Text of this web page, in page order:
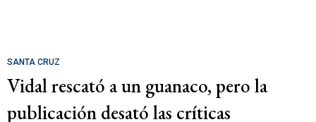
SANTA CRUZ
Vidal rescató a un guanaco, pero la
publicación desató las críticas